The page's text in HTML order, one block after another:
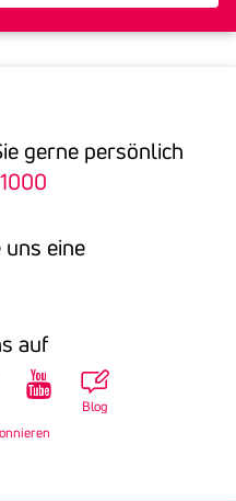
gerne persön­lich
uns eine
auf
Blog